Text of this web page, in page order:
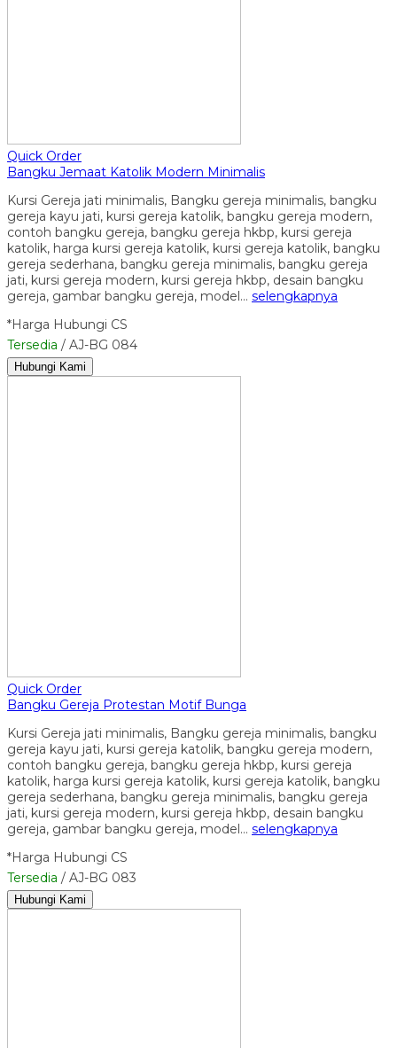
Quick Order
Bangku Jemaat Katolik Modern Minimalis
Kursi Gereja jati minimalis, Bangku gereja minimalis, bangku
gereja kayu jati, kursi gereja katolik, bangku gereja modern,
contoh bangku gereja, bangku gereja hkbp, kursi gereja
katolik, harga kursi gereja katolik, kursi gereja katolik, bangku
gereja sederhana, bangku gereja minimalis, bangku gereja
jati, kursi gereja modern, kursi gereja hkbp, desain bangku
gereja, gambar bangku gereja, model… selengkapnya
*Harga Hubungi CS
Tersedia / AJ-BG 084
Hubungi Kami
Quick Order
Bangku Gereja Protestan Motif Bunga
Kursi Gereja jati minimalis, Bangku gereja minimalis, bangku
gereja kayu jati, kursi gereja katolik, bangku gereja modern,
contoh bangku gereja, bangku gereja hkbp, kursi gereja
katolik, harga kursi gereja katolik, kursi gereja katolik, bangku
gereja sederhana, bangku gereja minimalis, bangku gereja
jati, kursi gereja modern, kursi gereja hkbp, desain bangku
gereja, gambar bangku gereja, model… selengkapnya
*Harga Hubungi CS
Tersedia / AJ-BG 083
Hubungi Kami